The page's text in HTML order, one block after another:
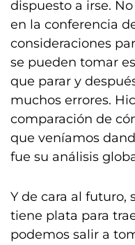
dispuesto a irse.
en la conferencia
consideraciones
se pueden tomar
que parar y
muchos errores.
comparación de
que veníamos
fue su análisis
Y de cara al futuro,
tiene plata para
podemos salir a